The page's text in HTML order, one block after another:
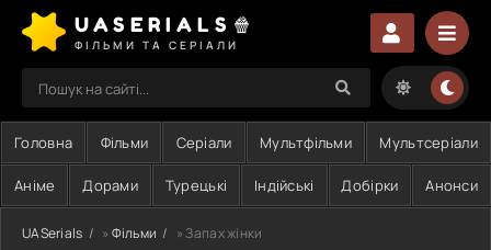
UASERIALS🍿
ФІЛЬМИ ТА СЕРІАЛИ
Головна Фільми Серіали Мультфільми Мультсеріали
Аніме Дорами Турецькі Індійські Добірки Анонси
UASerials » Фільми » Запах жінки